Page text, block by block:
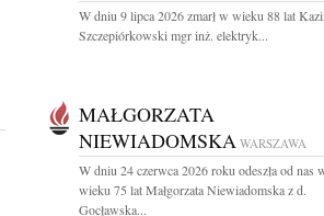
W dniu 9 lipca 2026 zmarł w wieku 88 lat
Szczepiórkowski mgr inż. elektryk...
MAŁGORZATA
NIEWIADOMSKA WARSZAWA
W dniu 24 czerwca 2026 roku odeszła od nas
wieku 75 lat Małgorzata Niewiadomska z d.
Gocławska...